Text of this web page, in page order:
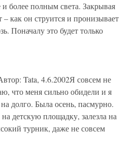
и более полным света. Закрывая
– как он струится и пронизывает
Поначалу это будет только
Tata, 4.6.2002Я совсем не
что меня сильно обидели и я
долго. Была осень, пасмурно.
детскую площадку, залезла на
турник, даже не совсем